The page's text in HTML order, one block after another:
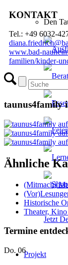
Den
Jetzt
Projekt
KONTAKT
Tel.: +49 6032-
www.bad-
familien/kinder-
taunus4family
Ähnliche
(Mitmach)
Historische
Theater,
Termine
Do. 06